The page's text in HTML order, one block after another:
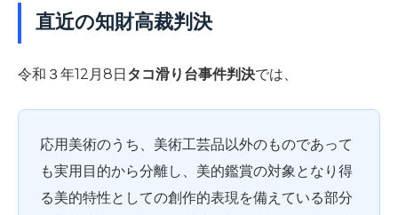
直近の知財高裁判決
令和３年12月8日タコ滑り台事件判決では、
応用美術のうち、美術工芸品以外のものであって
も実用目的から分離し、美的鑑賞の対象となり得
る美的特性としての創作的表現を備えている部分